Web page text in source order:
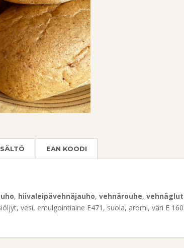
EAN KOODI
, hiivaleipävehnäjauho, vehnärouhe,
vesi, emulgointiaine E471, suola, aromi, väri E